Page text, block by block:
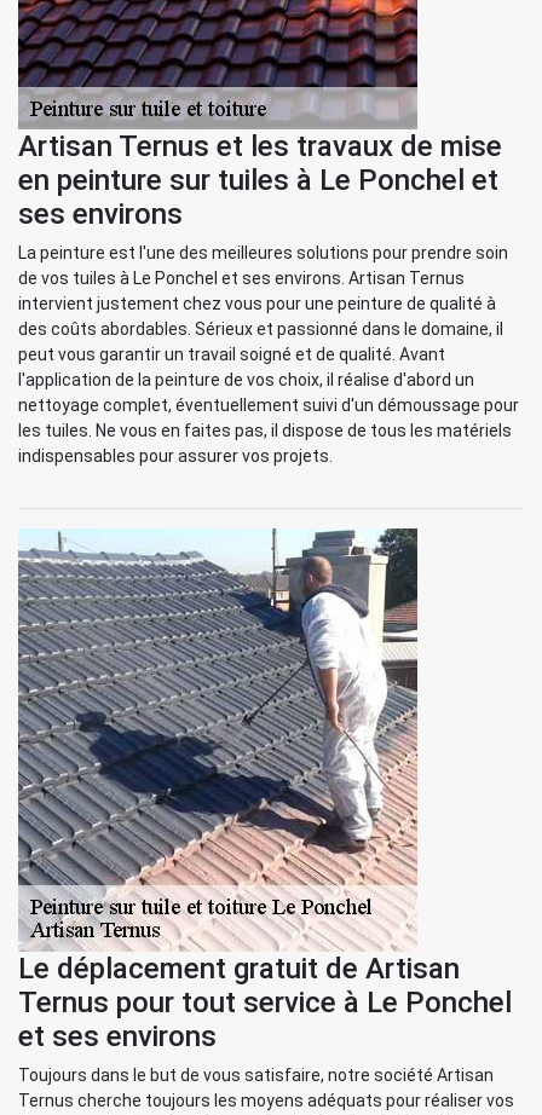
Artisan Ternus et les travaux de mise
en peinture sur tuiles à Le Ponchel et
ses environs
La peinture est l'une des meilleures solutions pour prendre soin
de vos tuiles à Le Ponchel et ses environs. Artisan Ternus
intervient justement chez vous pour une peinture de qualité à
des coûts abordables. Sérieux et passionné dans le domaine, il
peut vous garantir un travail soigné et de qualité. Avant
l'application de la peinture de vos choix, il réalise d'abord un
nettoyage complet, éventuellement suivi d'un démoussage pour
les tuiles. Ne vous en faites pas, il dispose de tous les matériels
indispensables pour assurer vos projets.
Le déplacement gratuit de Artisan
Ternus pour tout service à Le Ponchel
et ses environs
Toujours dans le but de vous satisfaire, notre société Artisan
Ternus cherche toujours les moyens adéquats pour réaliser vos